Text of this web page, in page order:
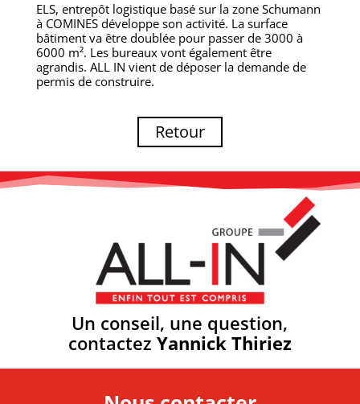
ELS, entrepôt logistique basé sur la zone Schumann
à COMINES développe son activité. La surface
bâtiment va être doublée pour passer de 3000 à
6000 m². Les bureaux vont également être
agrandis. ALL IN vient de déposer la demande de
permis de construire.
Retour
Un conseil, une question,
contactez Yannick Thiriez